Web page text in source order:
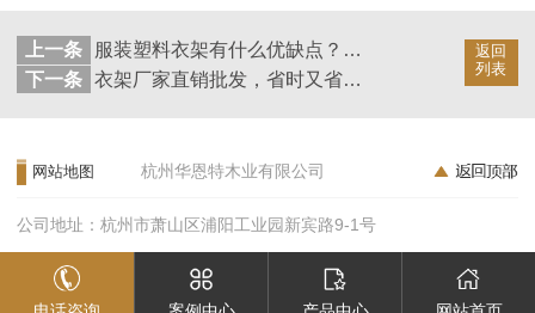
返回
列表
上一条
服装塑料衣架有什么优缺点？你真的了解吗？——华恩
下一条
衣架厂家直销批发，省时又省力！——华恩
网站地图 杭州华恩特木业有限公司
公司地址：杭州市萧山区浦阳工业园新宾路9-1号